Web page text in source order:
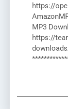
https://
MP3
https://